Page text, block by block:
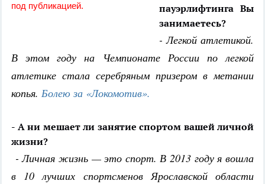
под публикацией.
пауэрлифтинга Вы
занимаетесь?
- Легкой атлетикой.
В этом году на Чемпионате России по легкой
атлетике стала серебряным призером в метании
копья. Болею за «Локомотив».
- А ни мешает ли занятие спортом вашей личной
жизни?
- Личная жизнь — это спорт. В 2013 году я вошла
в 10 лучших спортсменов Ярославской области